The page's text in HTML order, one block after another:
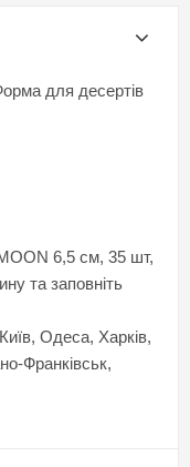
для десертів
6,5 см, 35 шт,
та заповніть
Одеса, Харків,
Франківськ,